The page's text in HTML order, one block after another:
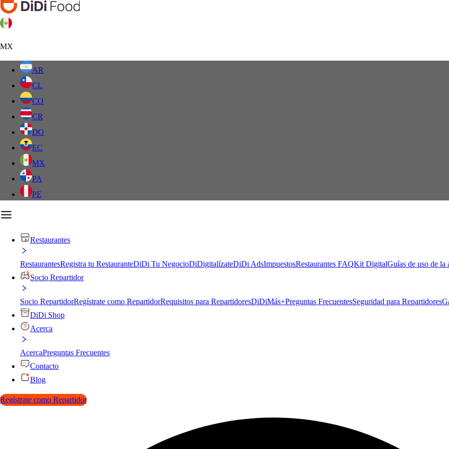
MX
AR
CL
CO
CR
DO
EC
MX
PA
PE
Restaurantes
RestaurantesRegistra tu RestauranteDiDi Tu NegocioDiDigitalízateDiDi AdsImpuestosRestaurantes FAQKit DigitalGuías de uso de la
Socio Repartidor
Socio RepartidorRegístrate como RepartidorRequisitos para RepartidoresDiDiMás+Preguntas FrecuentesSeguridad para Repartidores
DiDi Shop
Acerca
AcercaPreguntas Frecuentes
Contacto
Blog
Regístrate como Repartidor